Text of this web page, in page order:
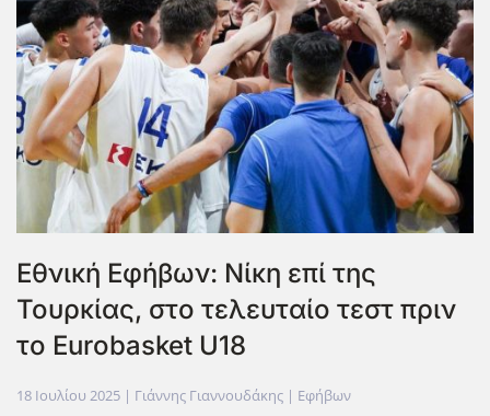
Εθνική Εφήβων: Νίκη επί της
Τουρκίας, στο τελευταίο τεστ πριν
το Eurobasket U18
18 Ιουλίου 2025 | Γιάννης Γιαννουδάκης | Εφήβων